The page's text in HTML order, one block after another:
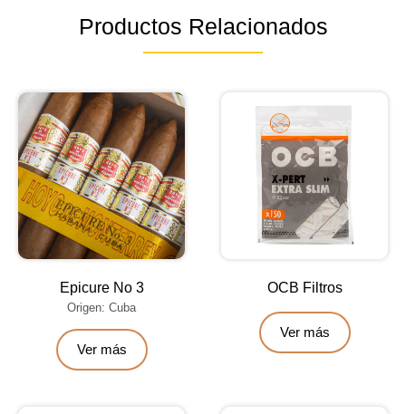
Productos Relacionados
Epicure No 3
Origen: Cuba
Ver más
OCB Filtros
Ver más